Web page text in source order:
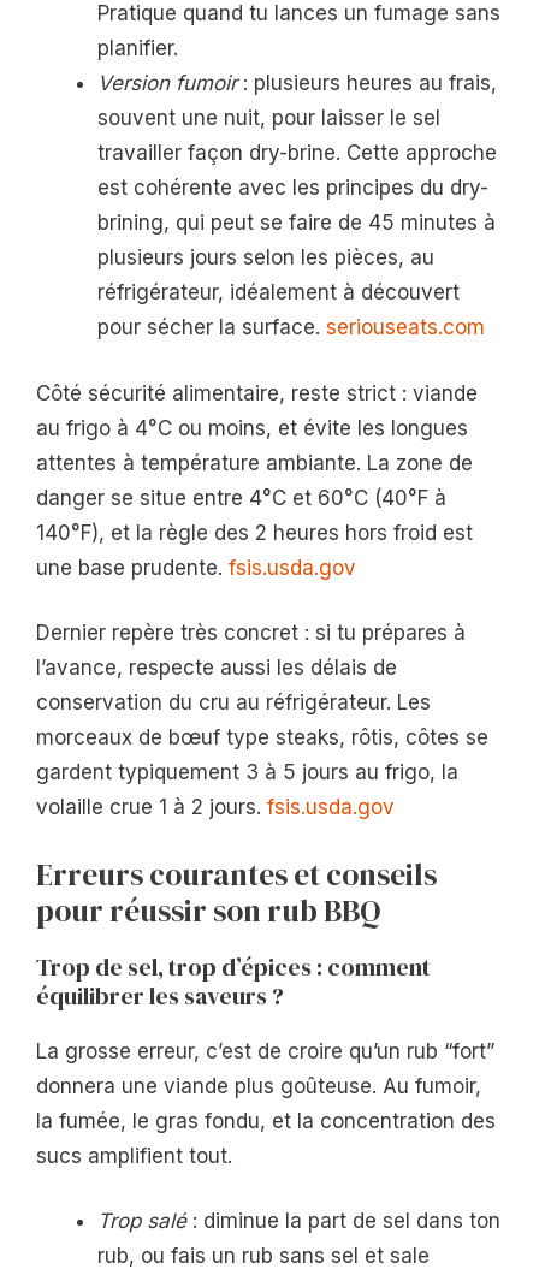
Pratique quand tu lances un fumage sans
planifier.
Version fumoir: plusieurs heures au frais,
souvent une nuit, pour laisser le sel
travailler façon dry-brine. Cette approche
est cohérente avec les principes du dry-
brining, qui peut se faire de 45 minutes à
plusieurs jours selon les pièces, au
réfrigérateur, idéalement à découvert
pour sécher la surface. seriouseats.com
Côté sécurité alimentaire, reste strict : viande
au frigo à 4°C ou moins, et évite les longues
attentes à température ambiante. La zone de
danger se situe entre 4°C et 60°C (40°F à
140°F), et la règle des 2 heures hors froid est
une base prudente. fsis.usda.gov
Dernier repère très concret : si tu prépares à
l’avance, respecte aussi les délais de
conservation du cru au réfrigérateur. Les
morceaux de bœuf type steaks, rôtis, côtes se
gardent typiquement 3 à 5 jours au frigo, la
volaille crue 1 à 2 jours. fsis.usda.gov
Erreurs courantes et conseils
pour réussir son rub BBQ
Trop de sel, trop d’épices : comment
équilibrer les saveurs ?
La grosse erreur, c’est de croire qu’un rub “fort”
donnera une viande plus goûteuse. Au fumoir,
la fumée, le gras fondu, et la concentration des
sucs amplifient tout.
Trop salé: diminue la part de sel dans ton
rub, ou fais un rub sans sel et sale